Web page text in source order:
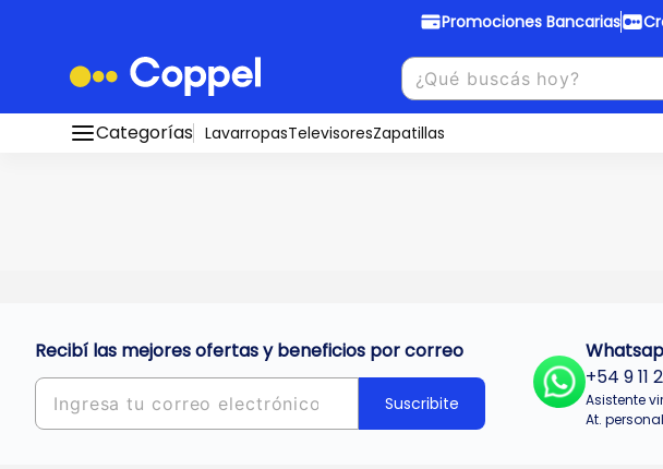
Promociones Bancarias
Promociones Bancarias
Conocé todos nuestros medios de pago
Crédito Coppel
Hasta
Categorías LavarropasTelevisoresZapatillas
Recibí las mejores ofertas y beneficios por correo
Suscribite
+54 9 11
Asistente
At.